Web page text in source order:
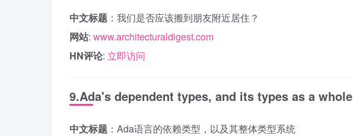
中文标题 ：我们是否应该搬到朋友附近居住？
网站: www.architecturaldigest.com
HN评论: 立即访问
9.Ada's dependent types, and its types as a whole
中文标题 ：Ada语言的依赖类型，以及其整体类型系统